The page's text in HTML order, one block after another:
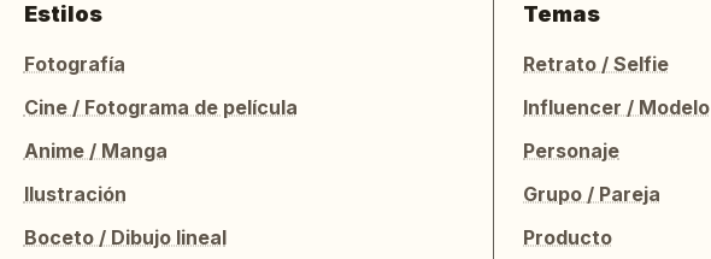
Estilos
Fotografía
Cine / Fotograma de película
Anime / Manga
Ilustración
Boceto / Dibujo lineal
Temas
Retrato / Selfie
Influencer / Modelo
Personaje
Grupo / Pareja
Producto